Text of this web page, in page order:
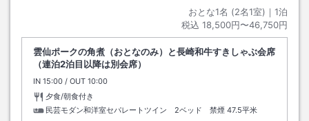
おとな1名 (2名1室)｜ 1泊
税込 18,500円〜46,750円
雲仙ポークの角煮（おとなのみ）と長崎和牛すきしゃぶ会席
（連泊2泊目以降は別会席）
IN チェックイン
15:00 / OUT チェックアウト
10:00
夕食/朝食付き
民芸モダン和洋室セパレートツイン 2ベッド 禁煙 47.5平米